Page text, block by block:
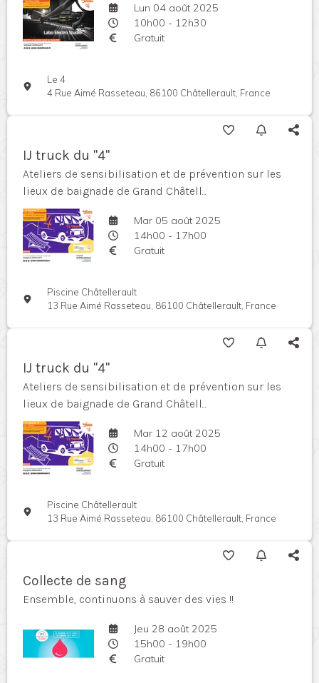
Lun 04 août 2025
10h00 - 12h30
Gratuit
Le 4
4 Rue Aimé Rasseteau, 86100 Châtellerault, France
IJ truck du "4"
Ateliers de sensibilisation et de prévention sur les
lieux de baignade de Grand Châtell...
Mar 05 août 2025
14h00 - 17h00
Gratuit
Piscine Châtellerault
13 Rue Aimé Rasseteau, 86100 Châtellerault, France
IJ truck du "4"
Ateliers de sensibilisation et de prévention sur les
lieux de baignade de Grand Châtell...
Mar 12 août 2025
14h00 - 17h00
Gratuit
Piscine Châtellerault
13 Rue Aimé Rasseteau, 86100 Châtellerault, France
Collecte de sang
Ensemble, continuons à sauver des vies !!
Jeu 28 août 2025
15h00 - 19h00
Gratuit